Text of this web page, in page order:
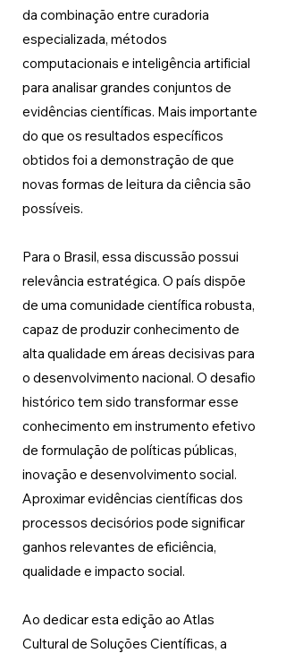
da combinação entre curadoria
especializada, métodos
computacionais e inteligência artificial
para analisar grandes conjuntos de
evidências científicas. Mais importante
do que os resultados específicos
obtidos foi a demonstração de que
novas formas de leitura da ciência são
possíveis.
Para o Brasil, essa discussão possui
relevância estratégica. O país dispõe
de uma comunidade científica robusta,
capaz de produzir conhecimento de
alta qualidade em áreas decisivas para
o desenvolvimento nacional. O desafio
histórico tem sido transformar esse
conhecimento em instrumento efetivo
de formulação de políticas públicas,
inovação e desenvolvimento social.
Aproximar evidências científicas dos
processos decisórios pode significar
ganhos relevantes de eficiência,
qualidade e impacto social.
Ao dedicar esta edição ao Atlas
Cultural de Soluções Científicas, a